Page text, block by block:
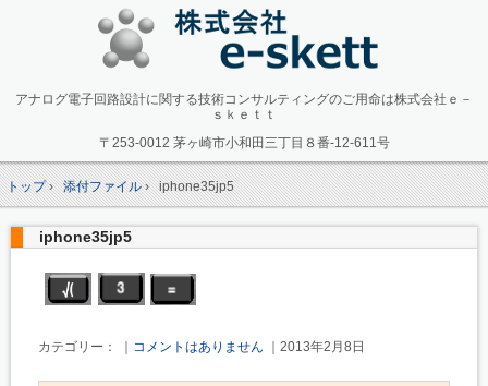
アナログ電子回路設計に関する技術コンサルティングのご用命は株式会社ｅ－
ｓｋｅｔｔ
〒253-0012 茅ヶ崎市小和田三丁目８番-12-611号
トップ› 添付ファイル› iphone35jp5
iphone35jp5
カテゴリー： ｜ コメントはありません ｜2013年2月8日